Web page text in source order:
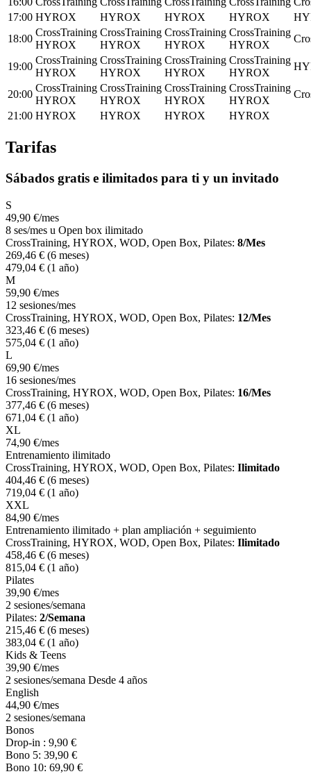
17:00 HYROX HYROX HYROX HYROX
18:00
CrossTraining
HYROX
CrossTraining
HYROX
CrossTraining
HYROX
CrossTraining
HYROX
19:00
CrossTraining
HYROX
CrossTraining
HYROX
CrossTraining
HYROX
CrossTraining
HYROX
20:00
CrossTraining
HYROX
CrossTraining
HYROX
CrossTraining
HYROX
CrossTraining
HYROX
21:00 HYROX HYROX HYROX HYROX
Tarifas
Sábados gratis e ilimitados para ti y un invitado
S
49,90 €/mes
8 ses/mes u Open box ilimitado
CrossTraining, HYROX, WOD, Open Box, Pilates: 8/Mes
269,46 € (6 meses)
479,04 € (1 año)
M
59,90 €/mes
12 sesiones/mes
CrossTraining, HYROX, WOD, Open Box, Pilates: 12/Mes
323,46 € (6 meses)
575,04 € (1 año)
L
69,90 €/mes
16 sesiones/mes
CrossTraining, HYROX, WOD, Open Box, Pilates: 16/Mes
377,46 € (6 meses)
671 ,04 € (1 año)
XL
74,90 €/mes
Entrenamiento ilimitado
CrossTraining, HYROX, WOD, Open Box, Pilates: Ilimitado
404,46 € (6 meses)
719,04 € (1 año)
XXL
84,90 €/mes
Entrenamiento ilimitado + plan ampliación + seguimiento
CrossTraining, HYROX, WOD, Open Box, Pilates: Ilimitado
458,46 € (6 meses)
815,04 € (1 año)
Pilates
39,90 €/mes
2 sesiones/semana
Pilates: 2/Semana
215,46 € (6 meses)
383,04 € (1 año)
Kids & Teens
39,90 €/mes
2 sesiones/semana Desde 4 años
English
44,90 €/mes
2 sesiones/semana
Bonos
Drop-in : 9,90 €
Bono 5: 39,90 €
Bono 10: 69,90 €